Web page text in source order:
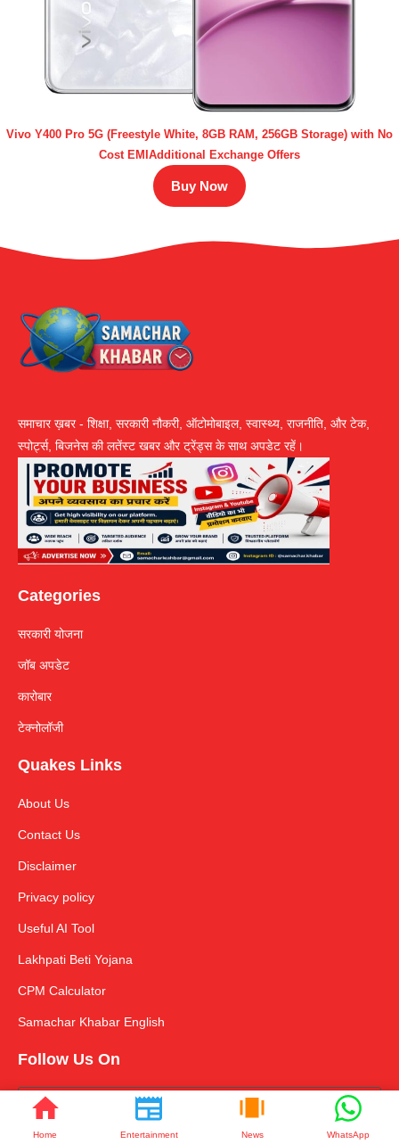
Home Entertainment News WhatsApp
Vivo Y400 Pro 5G (Freestyle White, 8GB RAM, 256GB Storage) with No
Cost EMIAdditional Exchange Offers
Buy Now
समाचार ख़बर - शिक्षा, सरकारी नौकरी, ऑटोमोबाइल, स्वास्थ्य, राजनीति, और टेक,
स्पोर्ट्स, बिजनेस की लतेंस्ट खबर और ट्रेंड्स के साथ अपडेट रहें।
Categories
सरकारी योजना
जॉब अपडेट
कारोबार
टेक्नोलॉजी
Quakes Links
About Us
Contact Us
Disclaimer
Privacy policy
Useful AI Tool
Lakhpati Beti Yojana
CPM Calculator
Samachar Khabar English
Follow Us On